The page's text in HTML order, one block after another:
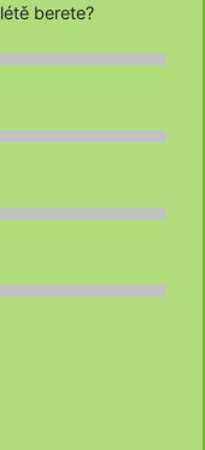
berete?